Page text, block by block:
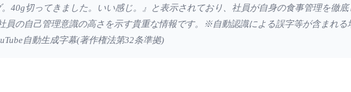
40g切ってきました。いい感じ。』と表示されており、社員が自身の食事管理を徹
員の自己管理意識の高さを示す貴重な情報です。※自動認識による誤字等が含まれる
自動生成字幕(著作権法第32条準拠)